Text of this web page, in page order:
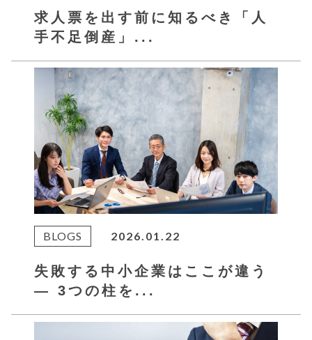
求人票を出す前に知るべき「人
手不足倒産」...
BLOGS 2026.01.22
失敗する中小企業はここが違う
― 3つの柱を...